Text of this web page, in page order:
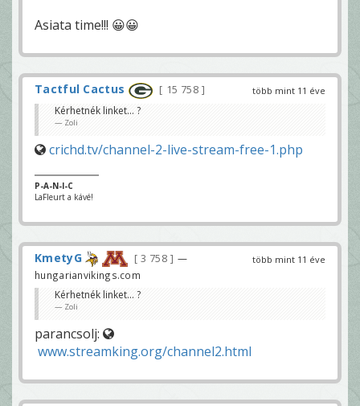
Asiata time!!! 😀😀
több mint 11 éve
Tactful Cactus
15 758
Kérhetnék linket... ?
Zoli
crichd.tv/channel-2-live-stream-free-1.php
P-A-N-I-C
LaFleurt a kávé!
több mint 11 éve
KmetyG 3 758
—
hungarianvikings.com
Kérhetnék linket... ?
Zoli
parancsolj:
www.streamking.org/channel2.html